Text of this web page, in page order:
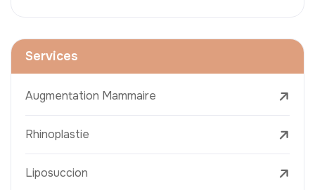
Services
Augmentation Mammaire
Rhinoplastie
Liposuccion